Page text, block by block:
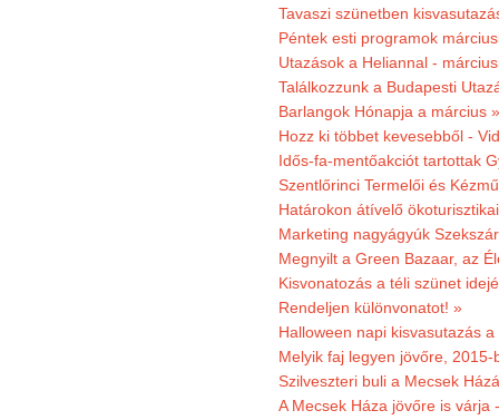
Tavaszi szünetben
Péntek esti programok
Utazások a Heliannal -
Találkozzunk a Budapesti
Barlangok Hónapja a március »
Hozz ki többet kevesebből -
Idős-fa-mentőakciót tartottak
Szentlőrinci Termelői és
Határokon átívelő
Marketing nagyágyúk
Megnyilt a Green Bazaar, az
Kisvonatozás a téli szünet
Rendeljen különvonatot! »
Halloween napi kisvasutazás
Melyik faj legyen jövőre,
Szilveszteri buli a Mecsek
A Mecsek Háza jövőre is várja